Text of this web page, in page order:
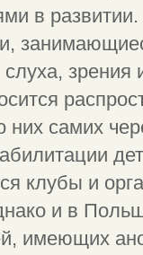
в
зрения
них самих
клубы и
и в
имеющих